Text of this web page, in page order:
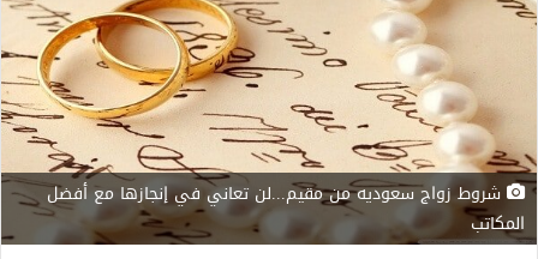
شروط زواج سعوديه من مقيم...لن تعاني في إنجازها مع أفضل
المكاتب